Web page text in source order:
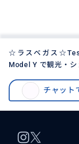
☆ラスベガス
Model Y で観光・シ
プラン！
チャット
☆ラスベガス☆昼間観光